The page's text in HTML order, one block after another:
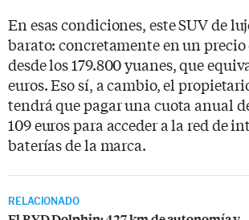
En esas condiciones, este SUV de
barato: concretamente en un
desde los 179.800 yuanes, que
euros. Eso sí, a cambio, el
tendrá que pagar una cuota anual
109 euros para acceder a la red de
baterías de la marca.
RELACIONADO